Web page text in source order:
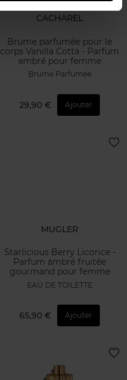
CACHAREL
Brume parfumée pour le
corps Vanilla Cotta - Parfum
ambré pour femme
Brume Parfumée
29,90 € Ajouter
MUGLER
Starlicious Berry Licorice -
Parfum ambré fruitée
gourmand pour femme
EAU DE TOILETTE
65,90 € Ajouter